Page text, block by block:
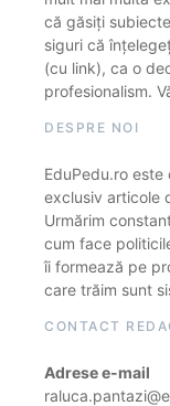
că găsiți
siguri că
(cu link), ca o
profesionalism.
DESPRE NOI
EduPedu.ro
exclusiv articole
Urmărim
cum face
îi formează pe
care trăim sunt
CONTACT
Adrese e-mail